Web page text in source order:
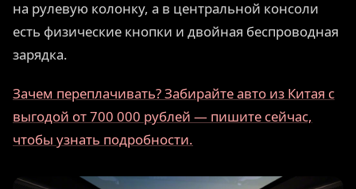
на рулевую колонку, а в центральной консоли
есть физические кнопки и двойная беспроводная
зарядка.
Зачем переплачивать? Забирайте авто из Китая с
выгодой от 700 000 рублей — пишите сейчас,
чтобы узнать подробности.